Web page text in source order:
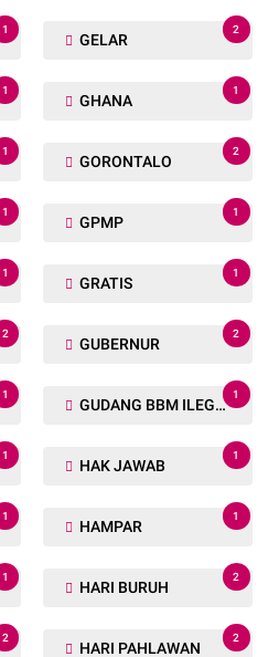
1
GELAR
2
1
GHANA
1
1
GORONTALO
2
1
GPMP
1
1
GRATIS
1
2
GUBERNUR
2
1
GUDANG BBM ILEGAL
1
1
HAK JAWAB
1
1
HAMPAR
1
1
HARI BURUH
2
2
HARI PAHLAWAN
2